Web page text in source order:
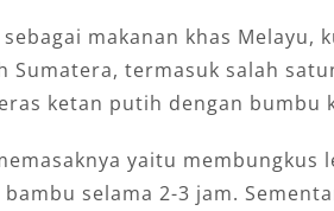
sebagai makanan khas
Sumatera, termasuk salah
ketan putih dengan bumbu
yaitu
bambu selama 2-3 jam.